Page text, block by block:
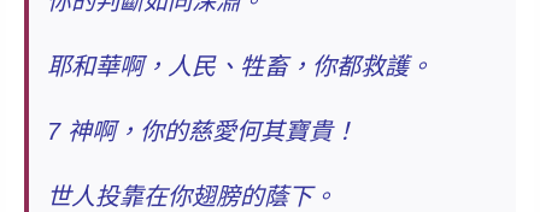
耶和華啊，人民、牲畜，你都救護。
7 神啊，你的慈愛何其寶貴！
世人投靠在你翅膀的蔭下。